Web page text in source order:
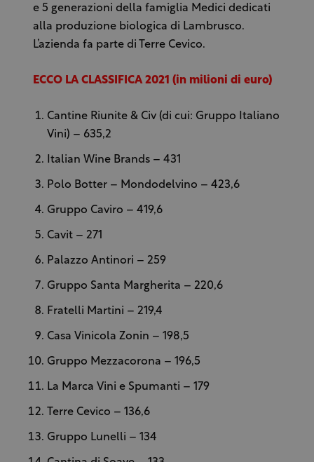
e 5 generazioni della famiglia Medici dedicati
alla produzione biologica di Lambrusco.
L’azienda fa parte di Terre Cevico.
ECCO LA CLASSIFICA 2021 (in milioni di euro)
Cantine Riunite & Civ (di cui: Gruppo Italiano
Vini) – 635,2
Italian Wine Brands – 431
Polo Botter – Mondodelvino – 423,6
Gruppo Caviro – 419,6
Cavit – 271
Palazzo Antinori – 259
Gruppo Santa Margherita – 220,6
Fratelli Martini – 219,4
Casa Vinicola Zonin – 198,5
Gruppo Mezzacorona – 196,5
La Marca Vini e Spumanti – 179
Terre Cevico – 136,6
Gruppo Lunelli – 134